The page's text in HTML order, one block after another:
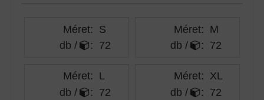
Méret: S
db /
: 72
Méret: M
db /
: 72
Méret: L
db /
: 72
Méret: XL
db /
: 72